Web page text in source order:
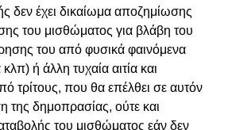
δεν έχει δικαίωμα αποζημίωσης
του μισθώματος για βλάβη του
του από φυσικά φαινόμενα
ή άλλη τυχαία αιτία και
τρίτους, που θα επέλθει σε αυτόν
της δημοπρασίας, ούτε και
του μισθώματος εάν δεν